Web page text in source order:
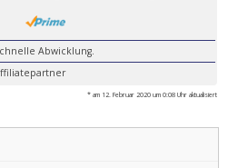
Abwicklung.
* am 12. Februar 2020 um 0:08 Uhr aktualisiert